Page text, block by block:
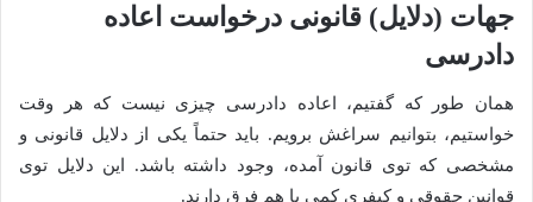
جهات (دلایل) قانونی درخواست اعاده
دادرسی
همان طور که گفتیم، اعاده دادرسی چیزی نیست که هر وقت
خواستیم، بتوانیم سراغش برویم. باید حتماً یکی از دلایل قانونی و
مشخصی که توی قانون آمده، وجود داشته باشد. این دلایل توی
قوانین حقوقی و کیفری کمی با هم فرق دارند.